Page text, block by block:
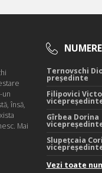
un
însă,
Mai
Ternovschi
președinte
Filipovici
Gîrbea Dorina
Slupețcaia
Vezi toate